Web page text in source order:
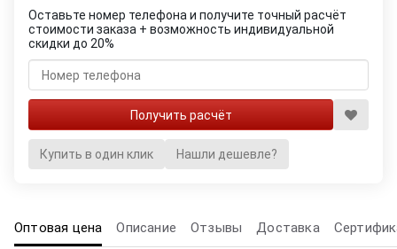
Оставьте номер телефона и получите точный расчёт
стоимости заказа + возможность индивидуальной
скидки до 20%
Купить в один клик Нашли дешевле?
Оптовая цена Описание Отзывы Доставка